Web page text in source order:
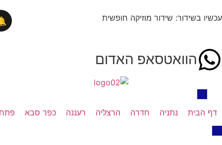
שידור מוזיקה חופשית
הוואטסאפ האדום
נתניה חדרה הרצליה רעננה כפר סבא פתח